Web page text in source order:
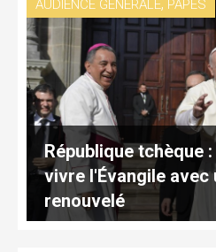
AUDIENCE GÉNÉRALE PAPES
République tchèque
vivre l'Évangile avec
renouvelé